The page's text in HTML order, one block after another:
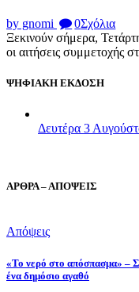
by gnomi 0Σχόλια
Ξεκινούν σήμερα,
οι αιτήσεις συμμετοχής
ΨΗΦΙΑΚΗ ΕΚΔΟΣΗ
Δευτέρα 3
ΑΡΘΡΑ – ΑΠΟΨΕΙΣ
Απόψεις
«Το νερό στο απόσπασμα» –
ένα δημόσιο αγαθό